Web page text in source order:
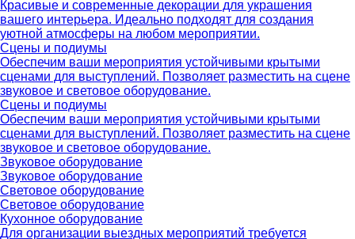
Красивые и современные декорации для украшения
вашего интерьера. Идеально подходят для создания
уютной атмосферы на любом мероприятии.
Сцены и подиумы
Обеспечим ваши мероприятия устойчивыми крытыми
сценами для выступлений. Позволяет разместить на сцене
звуковое и световое оборудование.
Сцены и подиумы
Обеспечим ваши мероприятия устойчивыми крытыми
сценами для выступлений. Позволяет разместить на сцене
звуковое и световое оборудование.
Звуковое оборудование
Звуковое оборудование
Световое оборудование
Световое оборудование
Кухонное оборудование
Для организации выездных мероприятий требуется